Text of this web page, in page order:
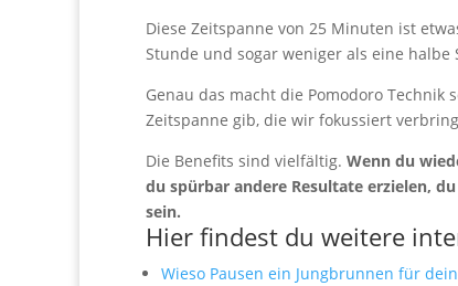
Diese Zeitspanne von 25 Minuten ist
Stunde und sogar weniger als eine halbe
Genau das macht die Pomodoro
Zeitspanne gib, die wir fokussiert
Die Benefits sind vielfältig. Wenn du
du spürbar andere Resultate erzielen,
sein.
Hier findest du weitere
Wieso Pausen ein Jungbrunnen für